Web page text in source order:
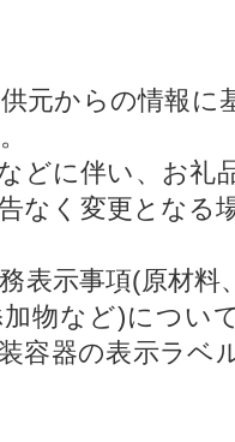
元からの情報に
どに伴い、お礼
なく変更となる
表示事項(原材料
物など)につい
容器の表示ラベ